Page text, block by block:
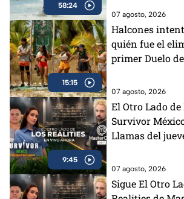
58:24
07 agosto, 2026
15:15
Halcones
quién fue el
primer Duelo
07 agosto, 2026
9:45
El Otro Lado
Survivor
Llamas del
07 agosto, 2026
Sigue El Otro